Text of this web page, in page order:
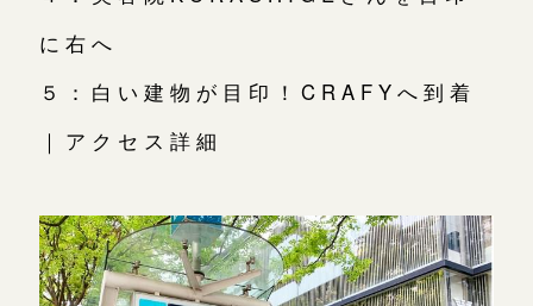
に右へ
５：白い建物が目印！CRAFYへ到着
｜アクセス詳細